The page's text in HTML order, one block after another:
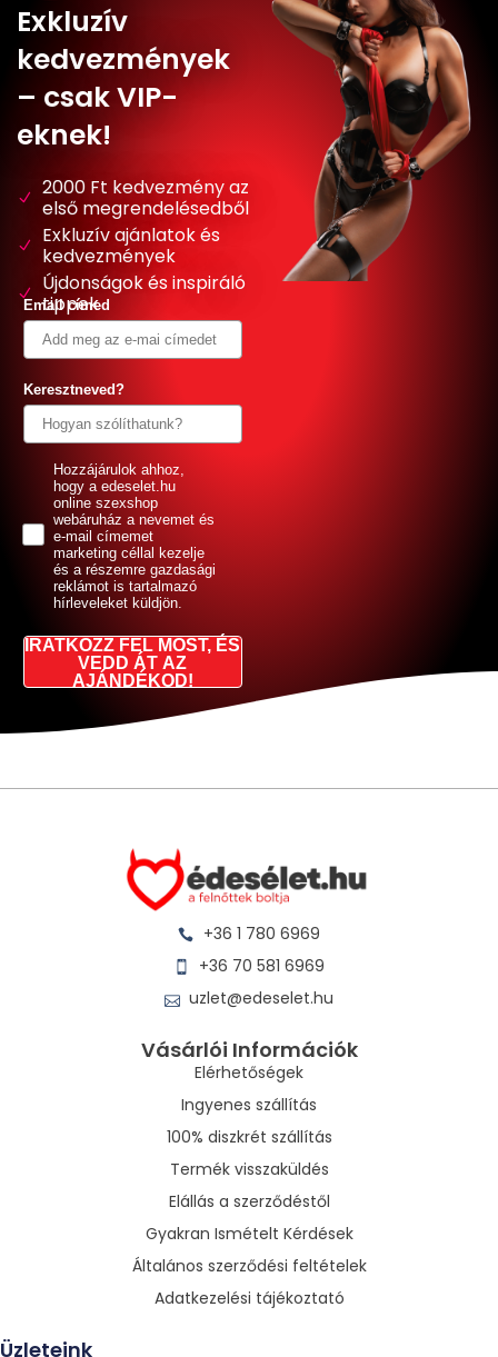
Exkluzív
kedvezmények
– csak VIP-
eknek!
2000 Ft kedvezmény az
első megrendelésedből
Exkluzív ajánlatok és
kedvezmények
Újdonságok és inspiráló
tippek
Email címed
Keresztneved?
GDPRHozzájárulok ahhoz,
hogy a edeselet.hu
online szexshop
webáruház a nevemet és
e-mail címemet
marketing céllal kezelje
és a részemre gazdasági
reklámot is tartalmazó
hírleveleket küldjön.
IRATKOZZ FEL MOST, ÉS
VEDD ÁT AZ
AJÁNDÉKOD!
+36 1 780 6969
+36 70 581 6969
uzlet@edeselet.hu
Vásárlói Információk
Elérhetőségek
Ingyenes szállítás
100% diszkrét szállítás
Termék visszaküldés
Elállás a szerződéstől
Gyakran Ismételt Kérdések
Általános szerződési feltételek
Adatkezelési tájékoztató
Üzleteink